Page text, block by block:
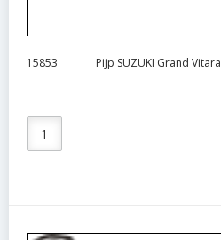
15853 Pijp SUZUKI Grand Vitara